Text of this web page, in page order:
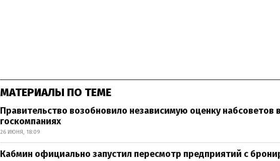
МАТЕРИАЛЫ ПО ТЕМЕ
Правительство возобновило независимую оценку набсоветов в
госкомпаниях
26 ИЮНЯ, 18:09
Кабмин официально запустил пересмотр предприятий с